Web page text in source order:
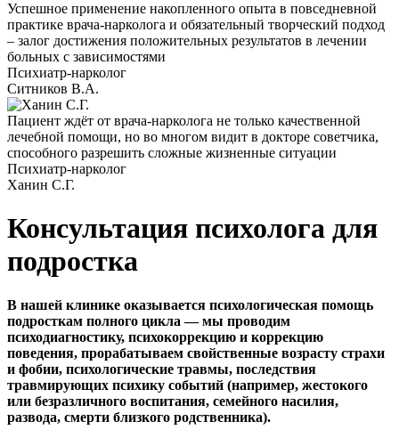
Успешное применение накопленного опыта в повседневной
практике врача-нарколога и обязательный творческий подход
– залог достижения положительных результатов в лечении
больных с зависимостями
Психиатр-нарколог
Ситников В.А.
Пациент ждёт от врача-нарколога не только качественной
лечебной помощи, но во многом видит в докторе советчика,
способного разрешить сложные жизненные ситуации
Психиатр-нарколог
Ханин С.Г.
Консультация психолога для
подростка
В нашей клинике оказывается психологическая помощь
подросткам полного цикла — мы проводим
психодиагностику, психокоррекцию и коррекцию
поведения, прорабатываем свойственные возрасту страхи
и фобии, психологические травмы, последствия
травмирующих психику событий (например, жестокого
или безразличного воспитания, семейного насилия,
развода, смерти близкого родственника).